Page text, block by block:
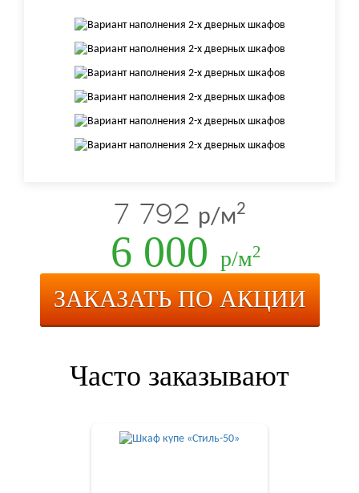
7 792 р/м2
6 000 р/м2
ЗАКАЗАТЬ ПО АКЦИИ
Часто заказывают